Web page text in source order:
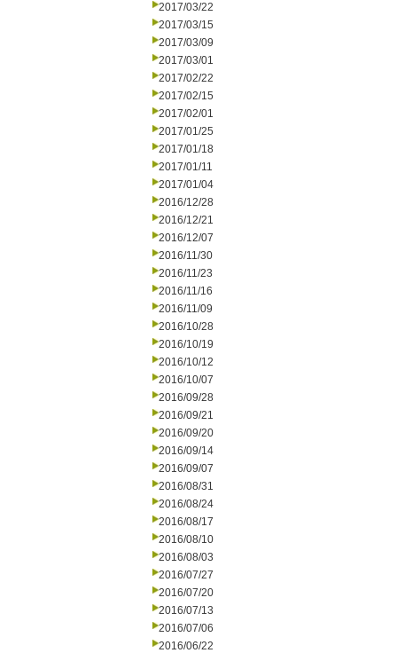
2017/03/22
2017/03/15
2017/03/09
2017/03/01
2017/02/22
2017/02/15
2017/02/01
2017/01/25
2017/01/18
2017/01/11
2017/01/04
2016/12/28
2016/12/21
2016/12/07
2016/11/30
2016/11/23
2016/11/16
2016/11/09
2016/10/28
2016/10/19
2016/10/12
2016/10/07
2016/09/28
2016/09/21
2016/09/20
2016/09/14
2016/09/07
2016/08/31
2016/08/24
2016/08/17
2016/08/10
2016/08/03
2016/07/27
2016/07/20
2016/07/13
2016/07/06
2016/06/22